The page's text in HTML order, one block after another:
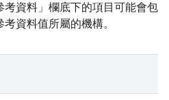
資料」 欄底下的項目可能會包
資料值所屬的機構。